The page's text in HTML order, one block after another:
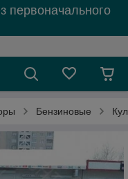
первоначального
Бензиновые